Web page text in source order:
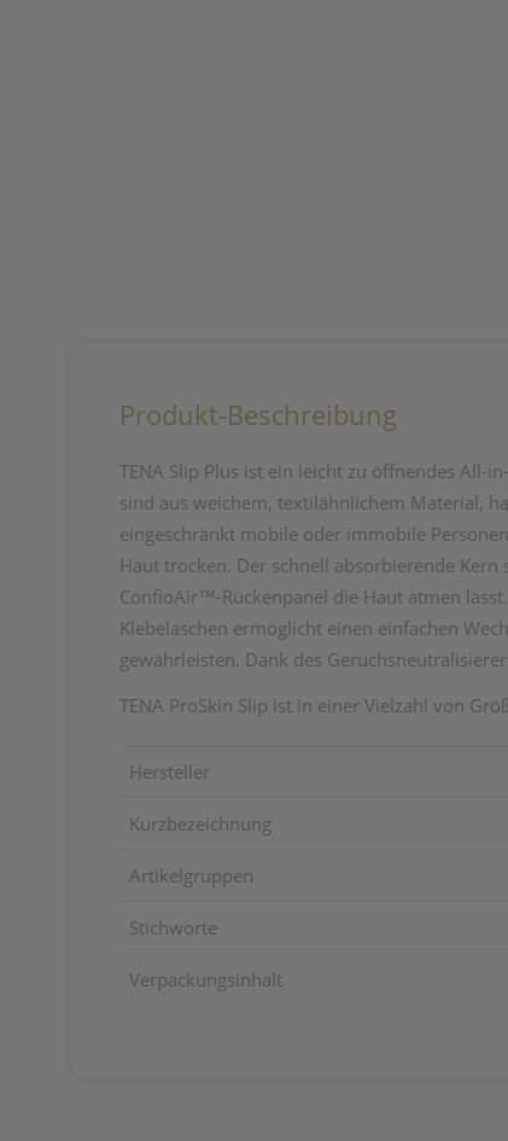
Produkt-Beschreibung
TENA Slip Plus ist ein leicht zu öffnendes All-
sind aus weichem, textilähnlichem Material,
eingeschränkt mobile oder immobile
Haut trocken. Der schnell absorbierende
ConfioAir™-Rückenpanel die Haut atmen
Klebelaschen ermöglicht einen einfachen
gewährleisten. Dank des
TENA ProSkin Slip ist in einer Vielzahl von
Hersteller
Kurzbezeichnung
Artikelgruppen
Stichworte
Verpackungsinhalt